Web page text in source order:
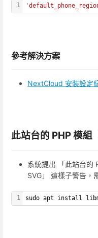
1
參考解決方案
NextCloud 安裝設定
此站台的 PHP 模
系統提出 「此站台的
SVG」 這樣子警告，
1 sudo apt install